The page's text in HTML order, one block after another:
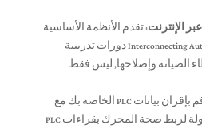
تقدم الأنظمة الأساسية
مثل PLCGurus.NET أو Interconnecting Automation دورات تدريبية
وإصلاحها, ليس فقط
قم بإقران بيانات PLC الخاصة بك مع
أجهزة تحليل الاهتزاز المحمولة لربط صحة المحرك بقراءات PLC